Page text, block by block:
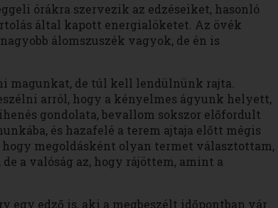
órákra szervezik az edzéseiket, hasonló
által kapott energialöketet. Az övék
álomszuszék vagyok, de én is
magunkat, de túl kell lendülnünk rajta.
arról, hogy a kényelmes ágyunk helyett,
gondolata, bevallom sokszor előfordult
és hazafelé a terem ajtaja előtt mégis
megoldásként olyan termet választottam,
a valóság az, hogy rájöttem, amint a
egy edző is, aki a megbeszélt időpontban vár